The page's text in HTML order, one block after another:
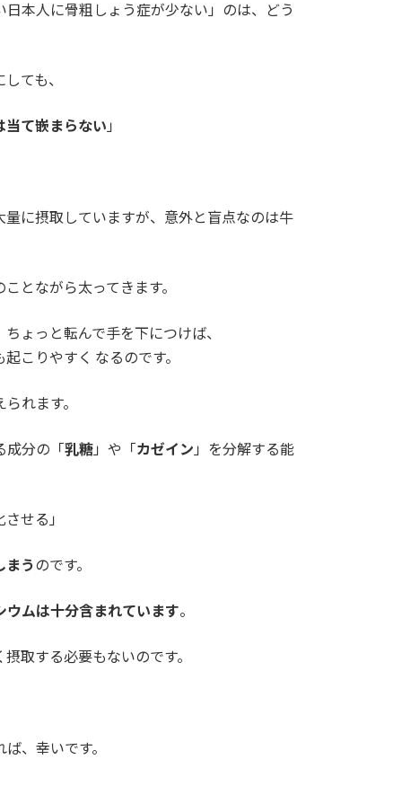
本人に骨粗しょう症が少ない」のは、どう
ても、
当て嵌まらない 」
に摂取していますが、意外と盲点なのは牛
とながら太ってきます。
ょっと転んで手を下につけば、
こりやすく なるのです。
れます。
成分の「乳糖」や「カゼイン 」を分解する能
せる」
まう のです。
ウムは十分含まれています。
取する必要もないのです。
、幸いです。